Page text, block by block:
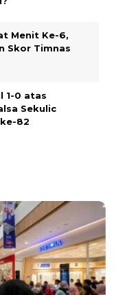
Menit Ke-6,
Skor Timnas
1-0 atas
Sekulic
82